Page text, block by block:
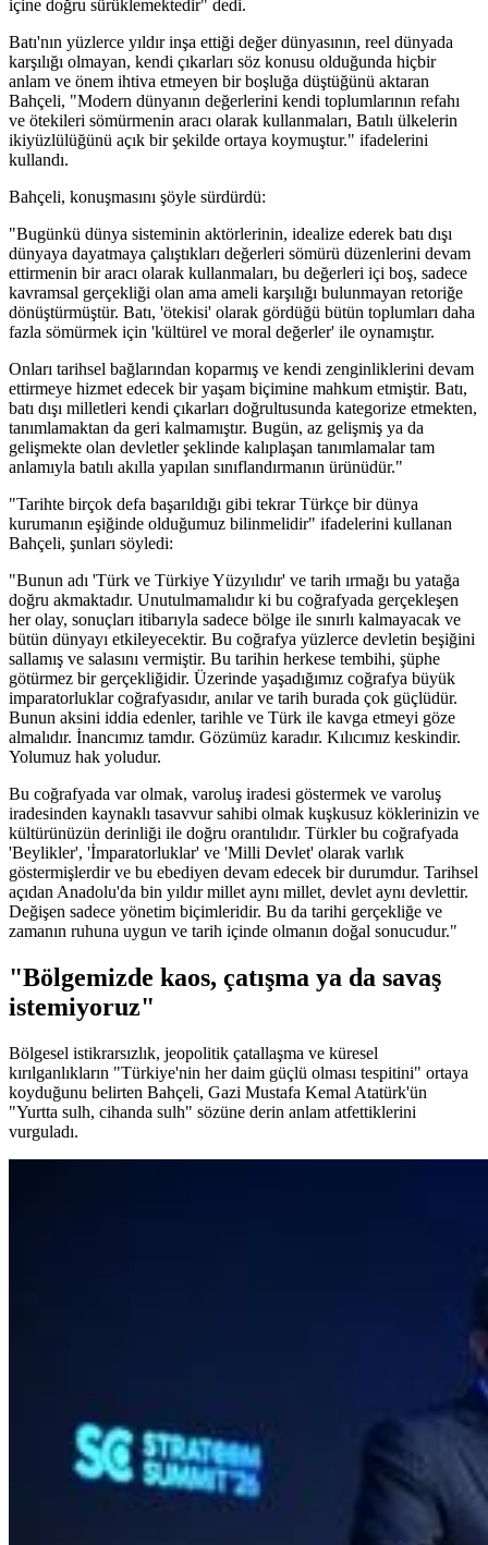
içine doğru sürüklemektedir" dedi.
Batı'nın yüzlerce yıldır inşa ettiği değer dünyasının, reel dünyada
karşılığı olmayan, kendi çıkarları söz konusu olduğunda hiçbir
anlam ve önem ihtiva etmeyen bir boşluğa düştüğünü aktaran
Bahçeli, "Modern dünyanın değerlerini kendi toplumlarının refahı
ve ötekileri sömürmenin aracı olarak kullanmaları, Batılı ülkelerin
ikiyüzlülüğünü açık bir şekilde ortaya koymuştur." ifadelerini
kullandı.
Bahçeli, konuşmasını şöyle sürdürdü:
"Bugünkü dünya sisteminin aktörlerinin, idealize ederek batı dışı
dünyaya dayatmaya çalıştıkları değerleri sömürü düzenlerini devam
ettirmenin bir aracı olarak kullanmaları, bu değerleri içi boş, sadece
kavramsal gerçekliği olan ama ameli karşılığı bulunmayan retoriğe
dönüştürmüştür. Batı, 'ötekisi' olarak gördüğü bütün toplumları daha
fazla sömürmek için 'kültürel ve moral değerler' ile oynamıştır.
Onları tarihsel bağlarından koparmış ve kendi zenginliklerini devam
ettirmeye hizmet edecek bir yaşam biçimine mahkum etmiştir. Batı,
batı dışı milletleri kendi çıkarları doğrultusunda kategorize etmekten,
tanımlamaktan da geri kalmamıştır. Bugün, az gelişmiş ya da
gelişmekte olan devletler şeklinde kalıplaşan tanımlamalar tam
anlamıyla batılı akılla yapılan sınıflandırmanın ürünüdür."
"Tarihte birçok defa başarıldığı gibi tekrar Türkçe bir dünya
kurumanın eşiğinde olduğumuz bilinmelidir" ifadelerini kullanan
Bahçeli, şunları söyledi:
"Bunun adı 'Türk ve Türkiye Yüzyılıdır' ve tarih ırmağı bu yatağa
doğru akmaktadır. Unutulmamalıdır ki bu coğrafyada gerçekleşen
her olay, sonuçları itibarıyla sadece bölge ile sınırlı kalmayacak ve
bütün dünyayı etkileyecektir. Bu coğrafya yüzlerce devletin beşiğini
sallamış ve salasını vermiştir. Bu tarihin herkese tembihi, şüphe
götürmez bir gerçekliğidir. Üzerinde yaşadığımız coğrafya büyük
imparatorluklar coğrafyasıdır, anılar ve tarih burada çok güçlüdür.
Bunun aksini iddia edenler, tarihle ve Türk ile kavga etmeyi göze
almalıdır. İnancımız tamdır. Gözümüz karadır. Kılıcımız keskindir.
Yolumuz hak yoludur.
Bu coğrafyada var olmak, varoluş iradesi göstermek ve varoluş
iradesinden kaynaklı tasavvur sahibi olmak kuşkusuz köklerinizin ve
kültürünüzün derinliği ile doğru orantılıdır. Türkler bu coğrafyada
'Beylikler', 'İmparatorluklar' ve 'Milli Devlet' olarak varlık
göstermişlerdir ve bu ebediyen devam edecek bir durumdur. Tarihsel
açıdan Anadolu'da bin yıldır millet aynı millet, devlet aynı devlettir.
Değişen sadece yönetim biçimleridir. Bu da tarihi gerçekliğe ve
zamanın ruhuna uygun ve tarih içinde olmanın doğal sonucudur."
"Bölgemizde kaos, çatışma ya da savaş
istemiyoruz"
Bölgesel istikrarsızlık, jeopolitik çatallaşma ve küresel
kırılganlıkların "Türkiye'nin her daim güçlü olması tespitini" ortaya
koyduğunu belirten Bahçeli, Gazi Mustafa Kemal Atatürk'ün
"Yurtta sulh, cihanda sulh" sözüne derin anlam atfettiklerini
vurguladı.